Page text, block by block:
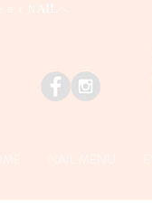
ａｒＮAILへ